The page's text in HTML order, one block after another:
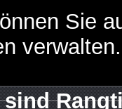
Sie
verwalten.
sind